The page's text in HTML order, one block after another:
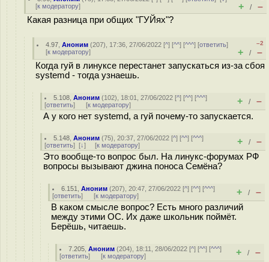
[к модератору] + / –
Какая разница при общих "ГУЙях"?
4.97 ,Аноним (207), 17:36, 27/06/2022 [^] [^^] [^^^] [ответить]
[к модератору]
–2
+ / –
Когда гуй в линуксе перестанет запускаться из-за сбоя
systemd - тогда узнаешь.
5.108 ,Аноним (102), 18:01, 27/06/2022 [^] [^^] [^^^]
[ответить] [к модератору] + / –
А у кого нет systemd, а гуй почему-то запускается.
5.148 ,Аноним (75), 20:37, 27/06/2022 [^] [^^] [^^^]
[ответить] [↓] [к модератору] + / –
Это вообще-то вопрос был. На линукс-форумах РФ
вопросы вызывают джина поноса Семёна?
6.151 ,Аноним (207), 20:47, 27/06/2022 [^] [^^] [^^^]
[ответить] [к модератору] + / –
В каком смысле вопрос? Есть много различий
между этими ОС. Их даже школьник поймёт.
Берёшь, читаешь.
7.205 ,Аноним (204), 18:11, 28/06/2022 [^] [^^] [^^^]
[ответить] [к модератору] + / –